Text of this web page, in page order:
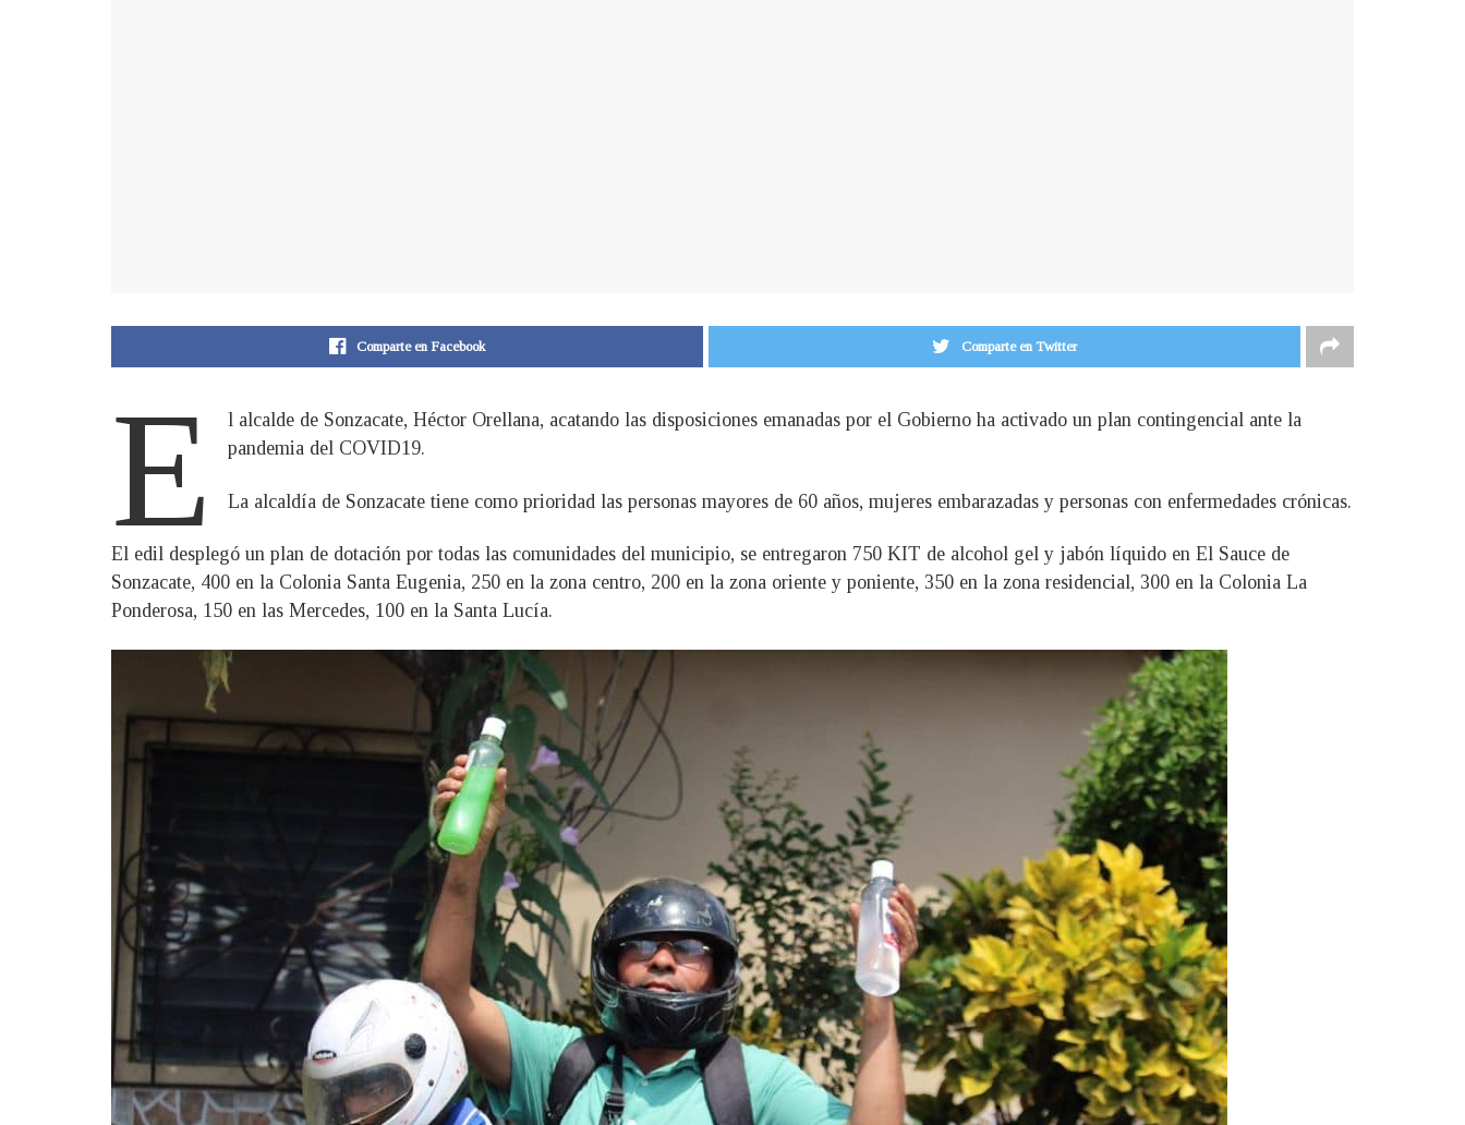
Comparte en Facebook Comparte en Twitter
E
l alcalde de Sonzacate, Héctor Orellana, acatando las disposiciones emanadas por el Gobierno ha activado un plan contingencial ante la
pandemia del COVID19.
La alcaldía de Sonzacate tiene como prioridad las personas mayores de 60 años, mujeres embarazadas y personas con enfermedades crónicas.
El edil desplegó un plan de dotación por todas las comunidades del municipio, se entregaron 750 KIT de alcohol gel y jabón líquido en El Sauce de
Sonzacate, 400 en la Colonia Santa Eugenia, 250 en la zona centro, 200 en la zona oriente y poniente, 350 en la zona residencial, 300 en la Colonia La
Ponderosa, 150 en las Mercedes, 100 en la Santa Lucía.